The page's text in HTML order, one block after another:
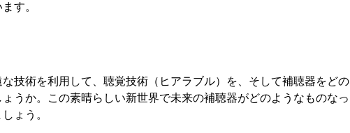
す。
技術を利用して、聴覚技術（ヒアラブル）を、そして補聴器をどの
うか。この素晴らしい新世界で未来の補聴器がどのようなものなっ
ょう。